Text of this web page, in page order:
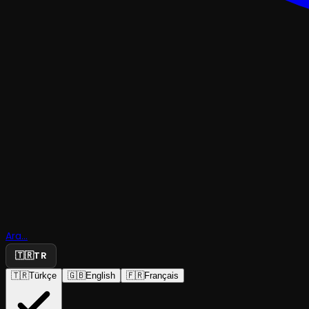
Ara...
🇹🇷TR
🇹🇷Türkçe 🇬🇧English 🇫🇷Français
Karım mı?